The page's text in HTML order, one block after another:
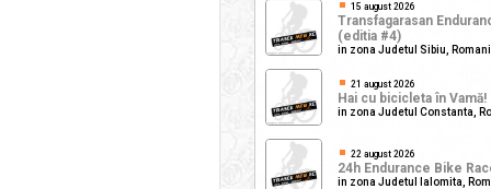
15 august 2026
Transfagarasan
(editia #4)
in zona Judetul Sibiu,
21 august 2026
Hai cu bicicleta în
in zona Judetul Constanta,
22 august 2026
24h Endurance Bike
in zona Judetul Ialomita,